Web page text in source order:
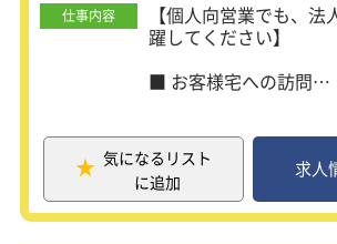
仕事内容
【個人向営業でも、
躍してください】
■ お客様宅への訪問
お客様との信頼関係を
す。
訪問時は、お悩みやご
アリングすることが
気になるリスト
に追加
求人